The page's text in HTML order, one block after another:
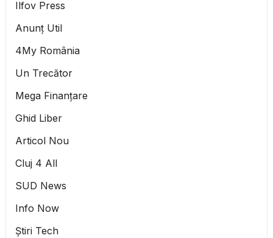
Ilfov Press
Anunț Util
4My România
Un Trecător
Mega Finanțare
Ghid Liber
Articol Nou
Cluj 4 All
SUD News
Info Now
Știri Tech